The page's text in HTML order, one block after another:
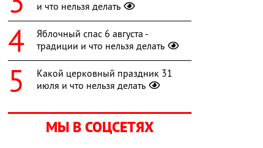
и что нельзя делать
Яблочный спас 6 августа -
традиции и что нельзя делать
Какой церковный праздник 31
июля и что нельзя делать
МЫ В СОЦСЕТЯХ